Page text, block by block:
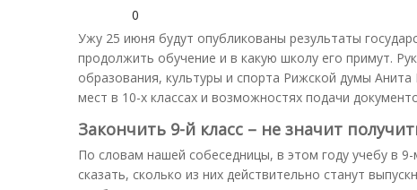
0
Ужу 25 июня будут опубликованы результаты
продолжить обучение и в какую школу его примут.
образования, культуры и спорта Рижской думы Анита
мест в 10-х классах и возможностях подачи
Закончить 9-й класс – не значит
По словам нашей собеседницы, в этом году учебу в
сказать, сколько из них действительно станут